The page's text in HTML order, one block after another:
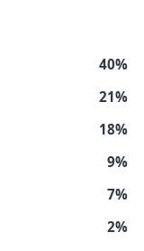
40%
21%
18%
9%
7%
2%